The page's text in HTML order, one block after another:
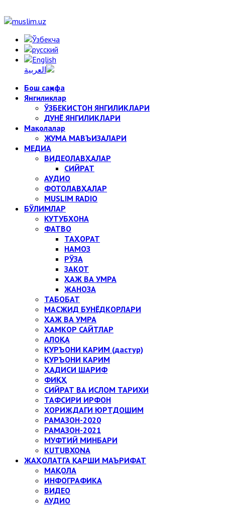
Бош саҳифа
Янгиликлар
ЎЗБЕКИСТОН ЯНГИЛИКЛАРИ
ДУНЁ ЯНГИЛИКЛАРИ
Мақолалар
ЖУМА МАВЪИЗАЛАРИ
МЕДИА
ВИДЕОЛАВҲАЛАР
СИЙРАТ
АУДИО
ФОТОЛАВҲАЛАР
MUSLIM RADIO
БЎЛИМЛАР
КУТУБХОНА
ФАТВО
ТАҲОРАТ
НАМОЗ
РЎЗА
ЗАКОТ
ҲАЖ ВА УМРА
ЖАНОЗА
ТАБОБАТ
МАСЖИД БУНЁДКОРЛАРИ
ҲАЖ ВА УМРА
ҲАМКОР САЙТЛАР
АЛОҚА
ҚУРЪОНИ КАРИМ (дастур)
ҚУРЪОНИ КАРИМ
ҲАДИСИ ШАРИФ
ФИҚҲ
СИЙРАТ ВА ИСЛОМ ТАРИХИ
ТАФСИРИ ИРФОН
ХОРИЖДАГИ ЮРТДОШИМ
РАМАЗОН-2020
РАМАЗОН-2021
МУФТИЙ МИНБАРИ
KUTUBXONA
ЖАҲОЛАТГА ҚАРШИ МАЪРИФАТ
МАҚОЛА
ИНФОГРАФИКА
ВИДЕО
АУДИО